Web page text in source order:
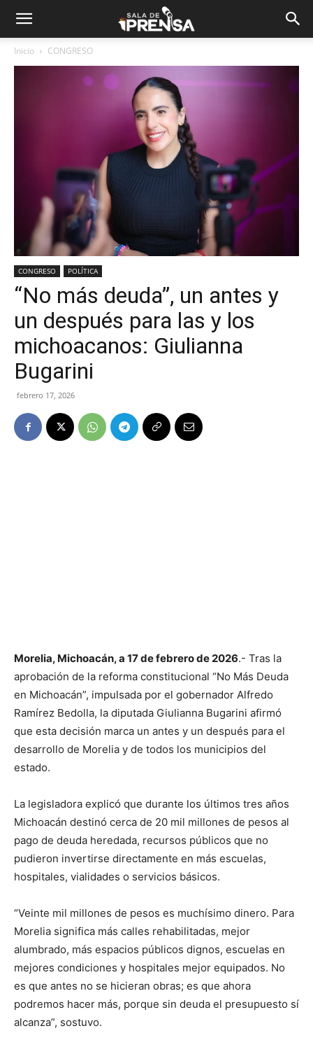
Inicio CONGRESO
CONGRESO POLÍTICA
“No más deuda”, un antes y
un después para las y los
michoacanos: Giulianna
Bugarini
febrero 17, 2026
Morelia, Michoacán, a 17 de febrero de 2026.- Tras la
aprobación de la reforma constitucional “No Más Deuda
en Michoacán”, impulsada por el gobernador Alfredo
Ramírez Bedolla, la diputada Giulianna Bugarini afirmó
que esta decisión marca un antes y un después para el
desarrollo de Morelia y de todos los municipios del
estado.
La legisladora explicó que durante los últimos tres años
Michoacán destinó cerca de 20 mil millones de pesos al
pago de deuda heredada, recursos públicos que no
pudieron invertirse directamente en más escuelas,
hospitales, vialidades o servicios básicos.
“Veinte mil millones de pesos es muchísimo dinero. Para
Morelia significa más calles rehabilitadas, mejor
alumbrado, más espacios públicos dignos, escuelas en
mejores condiciones y hospitales mejor equipados. No
es que antes no se hicieran obras; es que ahora
podremos hacer más, porque sin deuda el presupuesto sí
alcanza”, sostuvo.